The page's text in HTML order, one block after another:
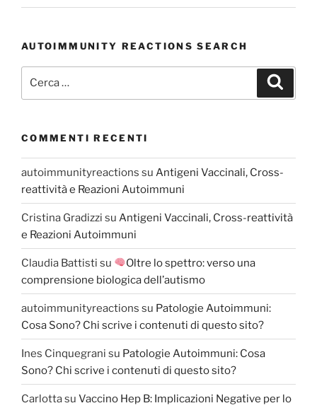
AUTOIMMUNITY REACTIONS SEARCH
COMMENTI RECENTI
autoimmunityreactions su Antigeni Vaccinali, Cross-
reattività e Reazioni Autoimmuni
Cristina Gradizzi su Antigeni Vaccinali, Cross-reattività
e Reazioni Autoimmuni
Claudia Battisti su
Oltre lo spettro: verso una
comprensione biologica dell’autismo
autoimmunityreactions su Patologie Autoimmuni:
Cosa Sono? Chi scrive i contenuti di questo sito?
Ines Cinquegrani su Patologie Autoimmuni: Cosa
Sono? Chi scrive i contenuti di questo sito?
Carlottasu Vaccino Hep B: Implicazioni Negative per lo